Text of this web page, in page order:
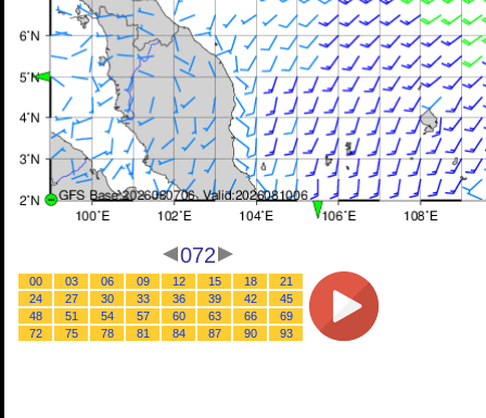
072
00 03 06 09 12 15 18
21
24
27 30 33 36 39 42
45
48
51 54 57 60 63 66
69
72
75 78 81 84 87 90 93